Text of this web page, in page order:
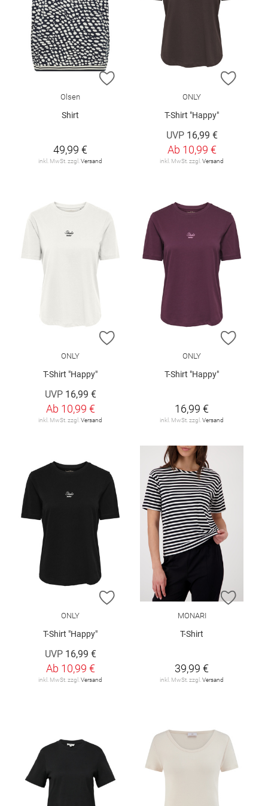
ZUR WUNSCHLISTE HINZUFÜGEN
Olsen
Shirt
49,99 €
inkl. MwSt. zzgl. Versand
ZUR
ONLY
T-Shirt "Happy"
UVP 16,99 €
Ab 10,99 €
inkl. MwSt. zzgl. Versand
ZUR WUNSCHLISTE HINZUFÜGEN
ONLY
T-Shirt "Happy"
UVP 16,99 €
Ab 10,99 €
inkl. MwSt. zzgl.Versand
ZUR
ONLY
T-Shirt "Happy"
16,99 €
inkl. MwSt. zzgl.Versand
ZUR WUNSCHLISTE HINZUFÜGEN
ONLY
T-Shirt "Happy"
UVP 16,99 €
Ab 10,99 €
inkl. MwSt. zzgl.Versand
ZUR
MONARI
T-Shirt
39,99 €
inkl. MwSt. zzgl.Versand